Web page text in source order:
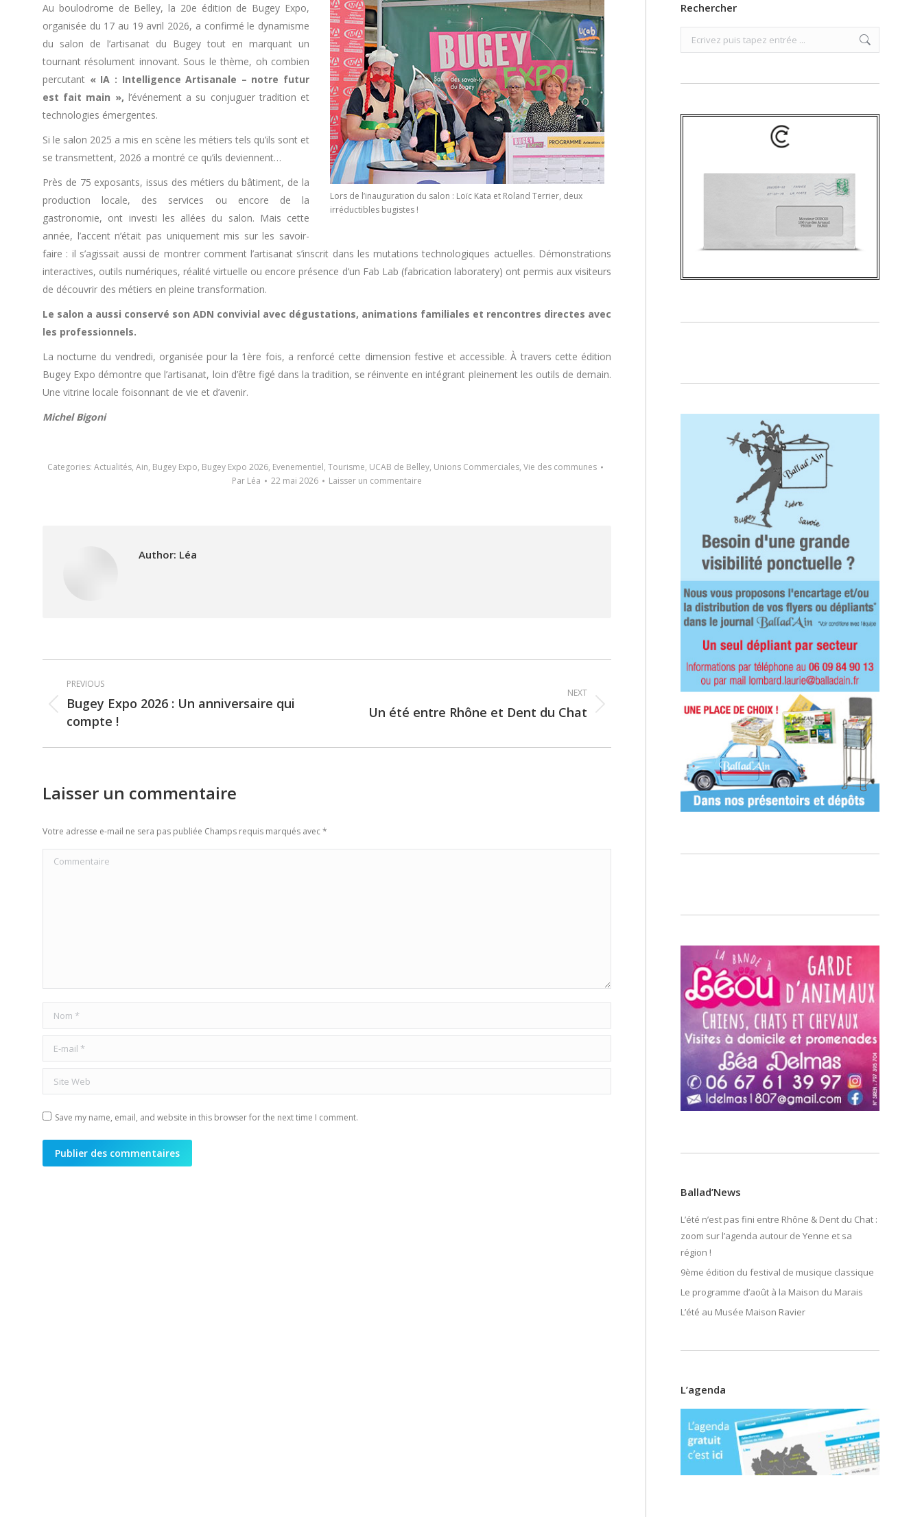
Lors de l’inauguration du salon : Loïc Kata et Roland Terrier, deux
irréductibles bugistes !
Au boulodrome de Belley, la 20e édition de Bugey Expo,
organisée du 17 au 19 avril 2026, a confirmé le dynamisme
du salon de l’artisanat du Bugey tout en marquant un
tournant résolument innovant. Sous le thème, oh combien
percutant « IA : Intelligence Artisanale – notre futur
est fait main », l’événement a su conjuguer tradition et
technologies émergentes.
Si le salon 2025 a mis en scène les métiers tels qu’ils sont et
se transmettent, 2026 a montré ce qu’ils deviennent…
Près de 75 exposants, issus des métiers du bâtiment, de la
production locale, des services ou encore de la
gastronomie, ont investi les allées du salon. Mais cette
année, l’accent n’était pas uniquement mis sur les savoir-
faire : il s’agissait aussi de montrer comment l’artisanat s’inscrit dans les mutations technologiques actuelles. Démonstrations
interactives, outils numériques, réalité virtuelle ou encore présence d’un Fab Lab (fabrication laboratery) ont permis aux visiteurs
de découvrir des métiers en pleine transformation.
Le salon a aussi conservé son ADN convivial avec dégustations, animations familiales et rencontres directes avec
les professionnels.
La nocturne du vendredi, organisée pour la 1ère fois, a renforcé cette dimension festive et accessible. À travers cette édition
Bugey Expo démontre que l’artisanat, loin d’être figé dans la tradition, se réinvente en intégrant pleinement les outils de demain.
Une vitrine locale foisonnant de vie et d’avenir.
Michel Bigoni
Categories: Actualités, Ain, Bugey Expo, Bugey Expo 2026, Evenementiel, Tourisme, UCAB de Belley, Unions Commerciales, Vie des communes
Par Léa 22 mai 2026 Laisser un commentaire
Author: Léa
Post
navigation
PREVIOUS
Previous
post:
Bugey Expo 2026 : Un anniversaire qui
compte !
NEXT
Un été entre Rhône et Dent du Chat
Laisser un commentaire
Votre adresse e-mail ne sera pas publiée Champs requis marqués avec*
Commentaire
Nom *
E-mail *
Site Web
Save my name, email, and website in this browser for the next time I comment.
Publier des commentaires
Rechercher
Search:
Ballad’News
L’été n’est pas fini entre Rhône & Dent du Chat :
zoom sur l’agenda autour de Yenne et sa
région !
9ème édition du festival de musique classique
Le programme d’août à la Maison du Marais
L’été au Musée Maison Ravier
L’agenda